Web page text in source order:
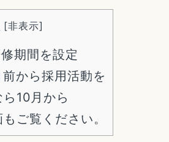
[非表示]
期間を設定
から採用活動を
10月から
ご覧ください。